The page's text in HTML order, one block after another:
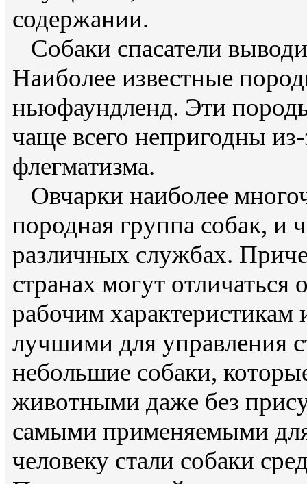
содержании.
Собаки спасатели
Наиболее известные
ньюфаундленд. Эти
чаще всего непригодны
флегматизма.
Овчарки наиболее
породная группа собак, и
различных службах.
странах могут
рабочим
лучшими для управления
небольшие собаки,
животными даже без
самыми применяемыми
человеку стали собаки